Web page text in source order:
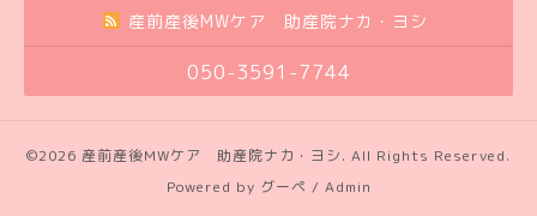
産前産後MWケア 助産院ナカ・ヨシ
050-3591-7744
©2026 産前産後MWケア 助産院ナカ・ヨシ. All Rights Reserved.
Powered by グーペ / Admin